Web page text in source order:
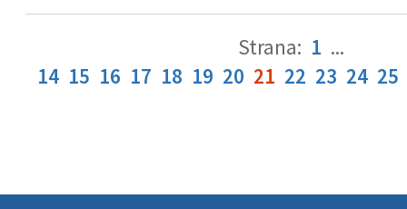
Strana: 1 ...
14 15 16 17 18 19 20 21 22 23 24 25